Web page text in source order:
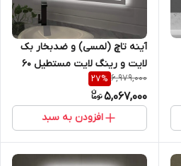
آینه تاچ (لمسی) و ضدبخار بک
لایت و رینگ لایت مستطیل 60
بهداشتی و اینه کنسول سری
6,979,000
27%
5,067,000
افزودن به سبد